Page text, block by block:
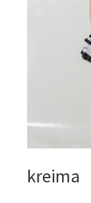
kreima